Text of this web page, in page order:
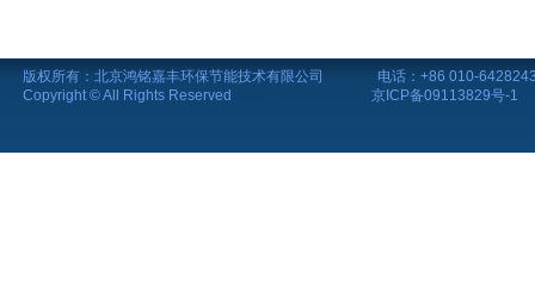
版权所有：北京鸿铭嘉丰环保节能技术有限公司 电话：+86
Copyright© All Rights Reserved 京ICP备09113829号-1